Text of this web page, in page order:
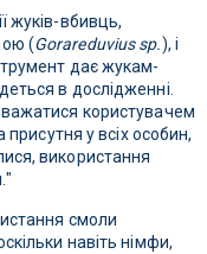
жуків-вбивць,
(Gorareduvius sp.), і
дає жукам-
в дослідженні.
користувачем
присутня у всіх особин,
використання
смоли
навіть німфи,